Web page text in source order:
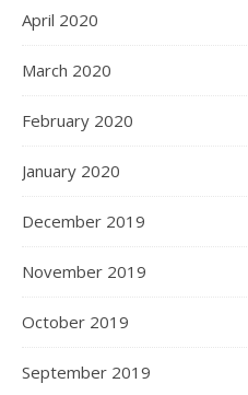
April 2020
March 2020
February 2020
January 2020
December 2019
November 2019
October 2019
September 2019